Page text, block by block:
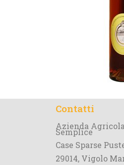
Contatti
Azienda
Semplice
Case Sparse
29014, Vigolo